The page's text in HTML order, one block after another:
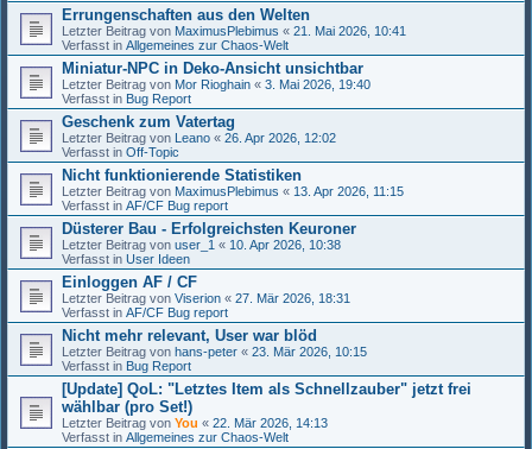
Errungenschaften aus den Welten
Letzter Beitrag von MaximusPlebimus « 21. Mai 2026, 10:41
Verfasst in Allgemeines zur Chaos-Welt
Miniatur-NPC in Deko-Ansicht unsichtbar
Letzter Beitrag von Mor Rioghain « 3. Mai 2026, 19:40
Verfasst in Bug Report
Geschenk zum Vatertag
Letzter Beitrag von Leano « 26. Apr 2026, 12:02
Verfasst in Off-Topic
Nicht funktionierende Statistiken
Letzter Beitrag von MaximusPlebimus « 13. Apr 2026, 11:15
Verfasst in AF/CF Bug report
Düsterer Bau - Erfolgreichsten Keuroner
Letzter Beitrag von user_1 « 10. Apr 2026, 10:38
Verfasst in User Ideen
Einloggen AF / CF
Letzter Beitrag von Viserion « 27. Mär 2026, 18:31
Verfasst in AF/CF Bug report
Nicht mehr relevant, User war blöd
Letzter Beitrag von hans-peter « 23. Mär 2026, 10:15
Verfasst in Bug Report
[Update] QoL: "Letztes Item als Schnellzauber" jetzt frei
wählbar (pro Set!)
Letzter Beitrag von You « 22. Mär 2026, 14:13
Verfasst in Allgemeines zur Chaos-Welt